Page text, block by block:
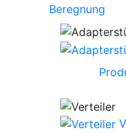
Beregnung